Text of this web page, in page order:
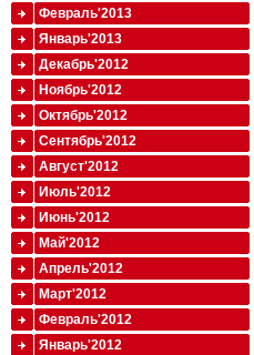
Февраль'2013
Январь'2013
Декабрь'2012
Ноябрь'2012
Октябрь'2012
Сентябрь'2012
Август'2012
Июль'2012
Июнь'2012
Май'2012
Апрель'2012
Март'2012
Февраль'2012
Январь'2012